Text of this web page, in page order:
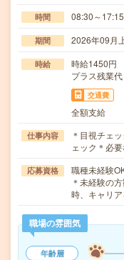
時間 08:30～
期間 2026年09月
時給
時給1450円
プラス残業代
交通費
全額支給
仕事内容
＊目視チェ
ェック＊必
応募資格
職種未経験
＊未経験の
時、キャリ
職場の雰囲気
年齢層